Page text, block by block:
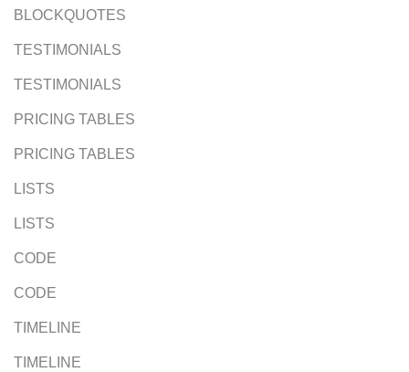
BLOCKQUOTES
TESTIMONIALS
TESTIMONIALS
PRICING TABLES
PRICING TABLES
LISTS
LISTS
CODE
CODE
TIMELINE
TIMELINE